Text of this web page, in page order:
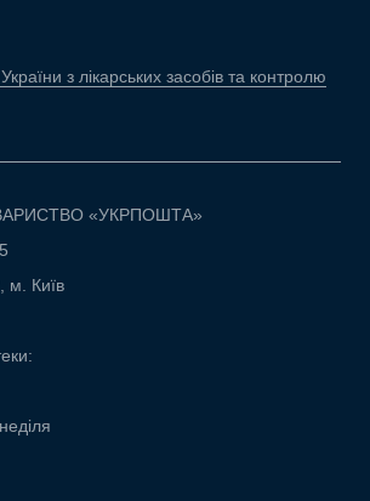
з лікарських засобів та контролю
«УКРПОШТА»
м. Київ